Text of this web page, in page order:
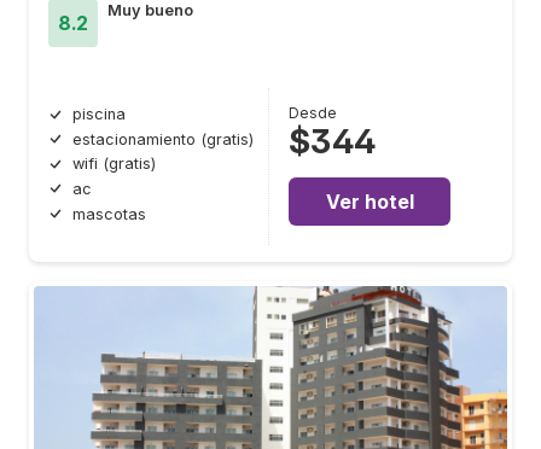
8.2
Muy bueno
piscina
estacionamiento (gratis)
wifi (gratis)
ac
mascotas
Desde
$344
Ver hotel